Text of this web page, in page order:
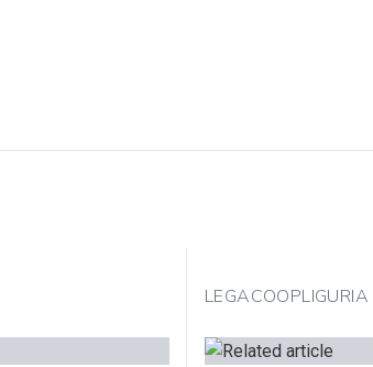
LEGACOOPLIGURIA